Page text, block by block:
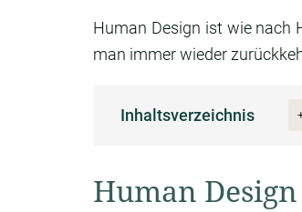
Human Design ist wie nach
man immer wieder
Inhaltsverzeichnis
Human